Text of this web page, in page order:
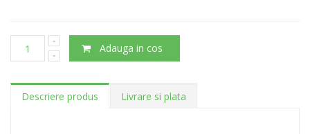
Adauga in cos
Descriere produs Livrare si plata